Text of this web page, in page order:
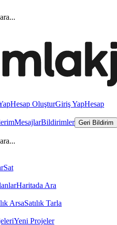
Hesap OluşturGiriş YapHesap
MesajlarBildirimler Geri Bildirim
Sat
Haritada Ara
ArsaSatılık Tarla
Yeni Projeler